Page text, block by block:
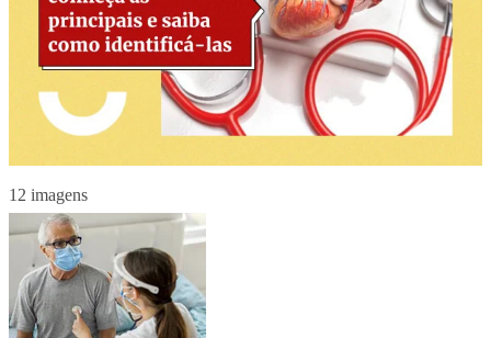
12 imagens